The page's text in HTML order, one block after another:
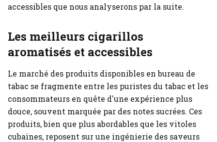
accessibles que nous analyserons par la suite.
Les meilleurs cigarillos
aromatisés et accessibles
Le marché des produits disponibles en bureau de
tabac se fragmente entre les puristes du tabac et les
consommateurs en quête d'une expérience plus
douce, souvent marquée par des notes sucrées. Ces
produits, bien que plus abordables que les vitoles
cubaines, reposent sur une ingénierie des saveurs